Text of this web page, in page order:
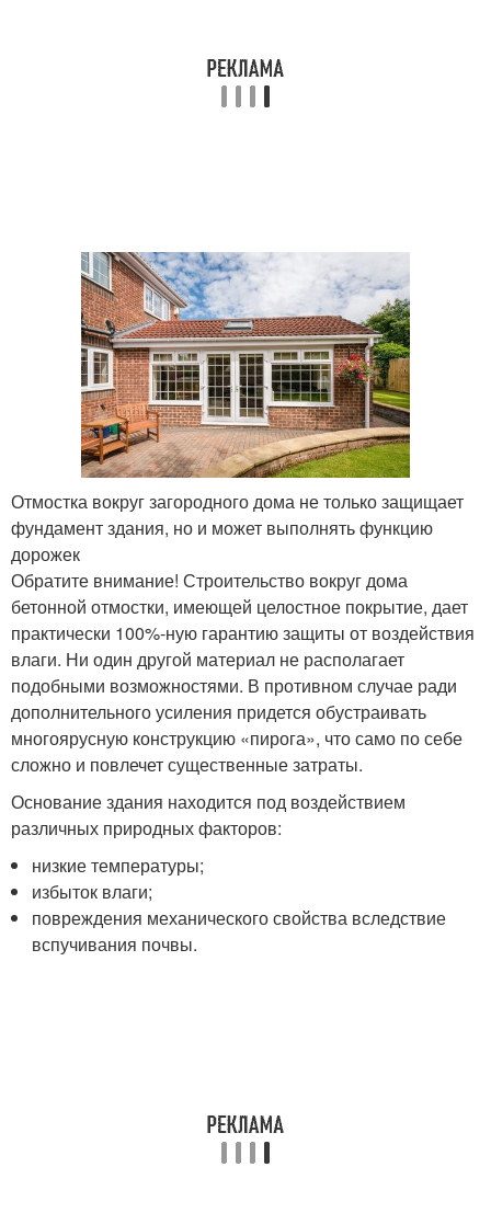
Отмостка вокруг загородного дома не только защищает
фундамент здания, но и может выполнять функцию
дорожек
Обратите внимание! Строительство вокруг дома
бетонной отмостки, имеющей целостное покрытие, дает
практически 100%-ную гарантию защиты от воздействия
влаги. Ни один другой материал не располагает
подобными возможностями. В противном случае ради
дополнительного усиления придется обустраивать
многоярусную конструкцию «пирога», что само по себе
сложно и повлечет существенные затраты.
Основание здания находится под воздействием
различных природных факторов:
низкие температуры;
избыток влаги;
повреждения механического свойства вследствие
вспучивания почвы.